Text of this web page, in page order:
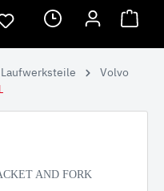
Volvo